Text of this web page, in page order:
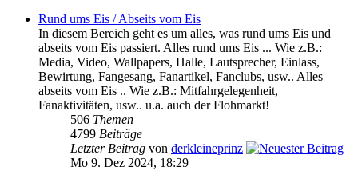
Rund ums Eis / Abseits vom Eis
In diesem Bereich geht es um alles, was rund ums Eis und
abseits vom Eis passiert. Alles rund ums Eis ... Wie z.B.:
Media, Video, Wallpapers, Halle, Lautsprecher, Einlass,
Bewirtung, Fangesang, Fanartikel, Fanclubs, usw.. Alles
abseits vom Eis .. Wie z.B.: Mitfahrgelegenheit,
Fanaktivitäten, usw.. u.a. auch der Flohmarkt!
506 Themen
4799 Beiträge
Letzter Beitrag von derkleineprinz
Mo 9. Dez 2024, 18:29